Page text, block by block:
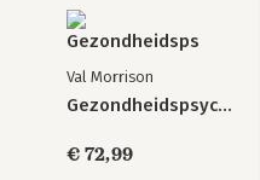
Val Morrison
Gezondheidspsychologie
€ 72,99